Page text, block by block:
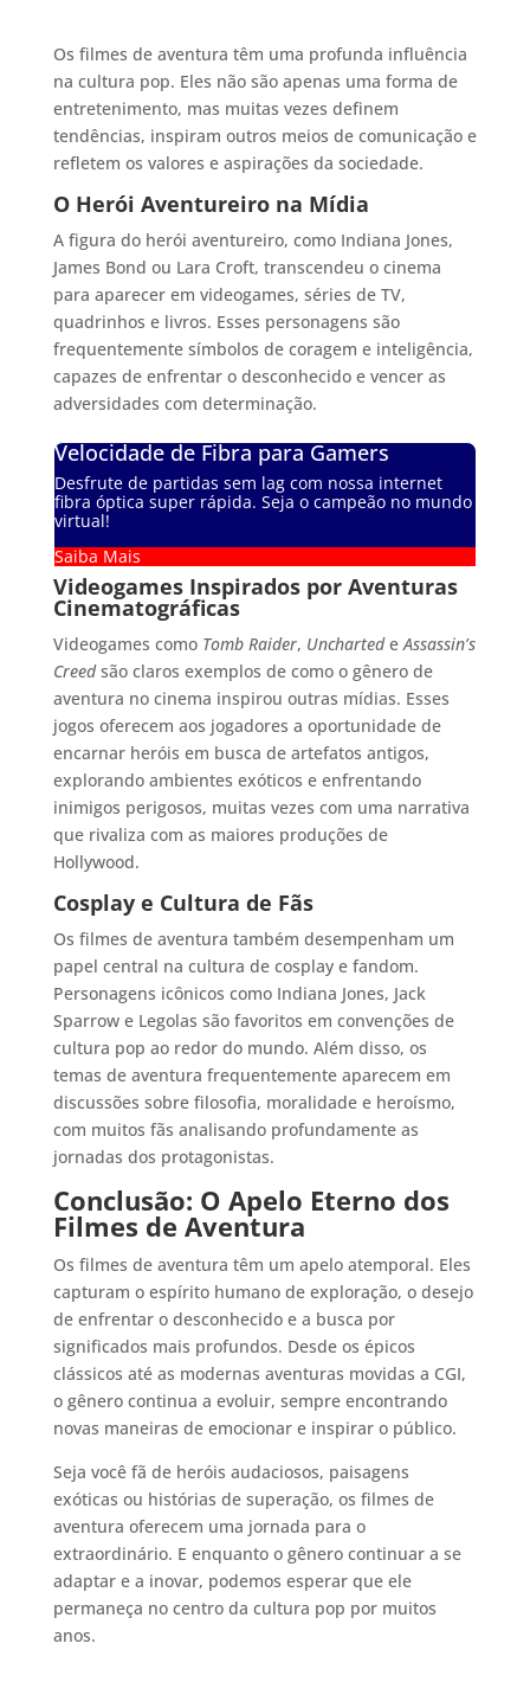
Os filmes de aventura têm uma profunda influência
na cultura pop. Eles não são apenas uma forma de
entretenimento, mas muitas vezes definem
tendências, inspiram outros meios de comunicação e
refletem os valores e aspirações da sociedade.
O Herói Aventureiro na Mídia
A figura do herói aventureiro, como Indiana Jones,
James Bond ou Lara Croft, transcendeu o cinema
para aparecer em videogames, séries de TV,
quadrinhos e livros. Esses personagens são
frequentemente símbolos de coragem e inteligência,
capazes de enfrentar o desconhecido e vencer as
adversidades com determinação.
Velocidade de Fibra para Gamers
Desfrute de partidas sem lag com nossa internet
fibra óptica super rápida. Seja o campeão no mundo
virtual!
Saiba Mais
Videogames Inspirados por Aventuras
Cinematográficas
Videogames como Tomb Raider, UnchartedeAssassin’s
Creedsão claros exemplos de como o gênero de
aventura no cinema inspirou outras mídias. Esses
jogos oferecem aos jogadores a oportunidade de
encarnar heróis em busca de artefatos antigos,
explorando ambientes exóticos e enfrentando
inimigos perigosos, muitas vezes com uma narrativa
que rivaliza com as maiores produções de
Hollywood.
Cosplay e Cultura de Fãs
Os filmes de aventura também desempenham um
papel central na cultura de cosplay e fandom.
Personagens icônicos como Indiana Jones, Jack
Sparrow e Legolas são favoritos em convenções de
cultura pop ao redor do mundo. Além disso, os
temas de aventura frequentemente aparecem em
discussões sobre filosofia, moralidade e heroísmo,
com muitos fãs analisando profundamente as
jornadas dos protagonistas.
Conclusão: O Apelo Eterno dos
Filmes de Aventura
Os filmes de aventura têm um apelo atemporal. Eles
capturam o espírito humano de exploração, o desejo
de enfrentar o desconhecido e a busca por
significados mais profundos. Desde os épicos
clássicos até as modernas aventuras movidas a CGI,
o gênero continua a evoluir, sempre encontrando
novas maneiras de emocionar e inspirar o público.
Seja você fã de heróis audaciosos, paisagens
exóticas ou histórias de superação, os filmes de
aventura oferecem uma jornada para o
extraordinário. E enquanto o gênero continuar a se
adaptar e a inovar, podemos esperar que ele
permaneça no centro da cultura pop por muitos
anos.